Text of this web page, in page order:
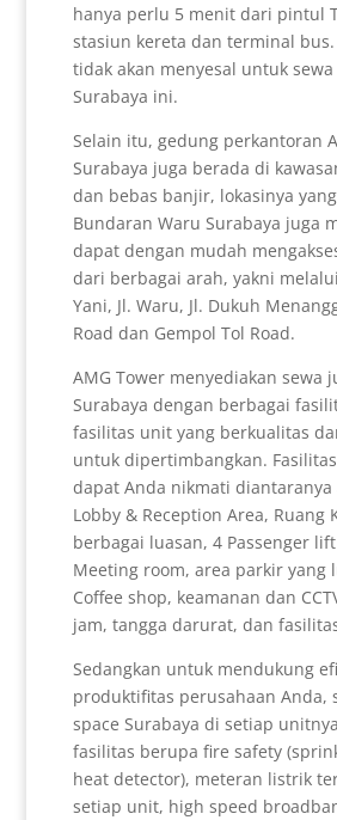
hanya perlu 5 menit dari pintul
stasiun kereta dan terminal bus.
tidak akan menyesal untuk
Surabaya ini.
Selain itu, gedung perkantoran
Surabaya juga berada di
dan bebas banjir, lokasinya
Bundaran Waru Surabaya juga
dapat dengan mudah
dari berbagai arah, yakni
Yani, Jl. Waru, Jl. Dukuh
Road dan Gempol Tol Road.
AMG Tower menyediakan sewa
Surabaya dengan berbagai
fasilitas unit yang berkualitas
untuk dipertimbangkan.
dapat Anda nikmati diantaranya
Lobby & Reception Area, Ruang
berbagai luasan, 4 Passenger
Meeting room, area parkir yang
Coffee shop, keamanan dan
jam, tangga darurat, dan
Sedangkan untuk mendukung
produktifitas perusahaan Anda,
space Surabaya di setiap
fasilitas berupa fire safety
heat detector), meteran listrik
setiap unit, high speed